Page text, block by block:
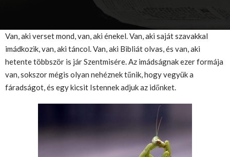
Van, aki verset mond, van, aki énekel. Van, aki saját szavakkal
imádkozik, van, aki táncol. Van, aki Bibliát olvas, és van, aki
hetente többször is jár Szentmisére. Az imádságnak ezer formája
van, sokszor mégis olyan nehéznek tűnik, hogy vegyük a
fáradságot, és egy kicsit Istennek adjuk az időnket.